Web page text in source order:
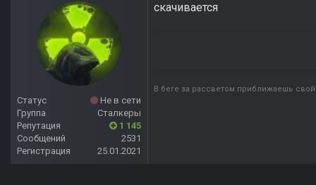
Статус
Не в сети
Группа
Сталкеры
Репутация
1 145
Сообщений
2531
Регистрация
25.01.2021
скачивается
В беге за рассветом приближаешь свой